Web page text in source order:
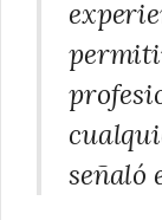
señaló